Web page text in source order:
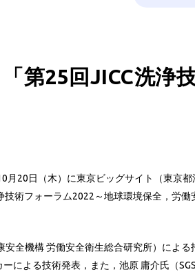
第25回JICC洗浄
月20日（木）に東京ビッグサイト（東京
術フォーラム2022～地球環境保全，労
全機構 労働安全衛生総合研究所）によ
による技術発表，また，池原 庸介氏（